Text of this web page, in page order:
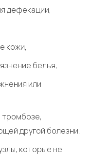
дефекации,
кожи,
белья,
или
другой болезни.
которые не